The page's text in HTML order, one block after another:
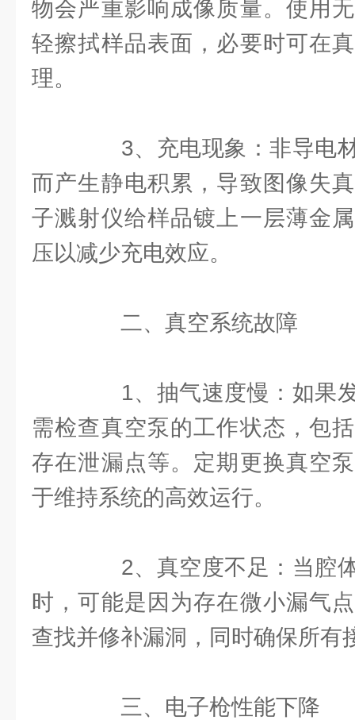
物会严重影响成像质量。使用
轻擦拭样品表面，必要时可在
理。
3、充电现象：非导电材
而产生静电积累，导致图像失
子溅射仪给样品镀上一层薄金
压以减少充电效应。
二、真空系统故障
1、抽气速度慢：如果发
需检查真空泵的工作状态，包
存在泄漏点等。定期更换真空
于维持系统的高效运行。
2、真空度不足：当腔体
时，可能是因为存在微小漏气
查找并修补漏洞，同时确保所有
三、电子枪性能下降